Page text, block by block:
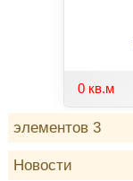
0 кв.м
элементов 3
Новости